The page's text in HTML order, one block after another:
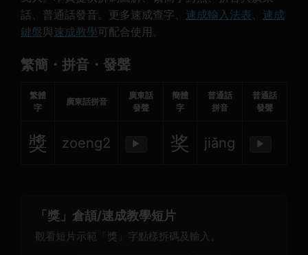
話、普通話發音。更多速成查字、 速成輸入法表、 速成
鍵盤與速成教學可配合使用。
繁簡・拼音・發聲
繁體
字
廣東話拼音
廣東話
發聲
簡體
字
普通話
拼音
普通話
發聲
獎 zoeng2 ▶ 奖 jiǎng ▶
「獎」倉頡/速成教學短片
觀看短片示範「獎」字點樣拆碼及輸入。